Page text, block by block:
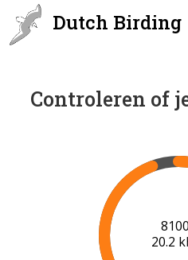
Dutch Birding
Controleren of
20.3